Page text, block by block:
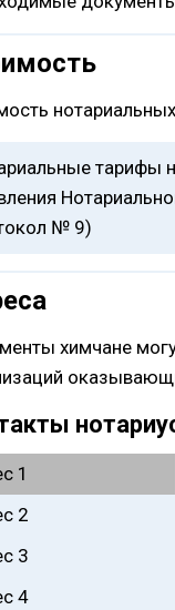
тарифы
№ 9)
химчане
1
2
3
4